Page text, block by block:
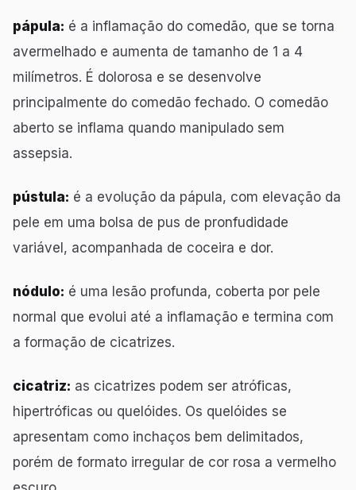
pápula: é a inflamação do comedão, que se torna
avermelhado e aumenta de tamanho de 1 a 4
milímetros. É dolorosa e se desenvolve
principalmente do comedão fechado. O comedão
aberto se inflama quando manipulado sem
assepsia.
pústula: é a evolução da pápula, com elevação da
pele em uma bolsa de pus de pronfudidade
variável, acompanhada de coceira e dor.
nódulo: é uma lesão profunda, coberta por pele
normal que evolui até a inflamação e termina com
a formação de cicatrizes.
cicatriz: as cicatrizes podem ser atróficas,
hipertróficas ou quelóides. Os quelóides se
apresentam como inchaços bem delimitados,
porém de formato irregular de cor rosa a vermelho